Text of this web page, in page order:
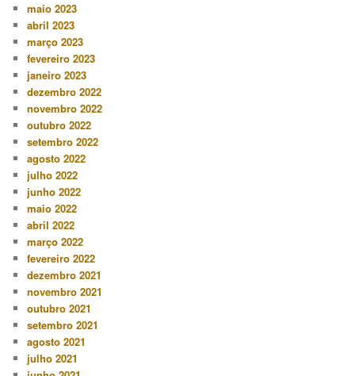
maio 2023
abril 2023
março 2023
fevereiro 2023
janeiro 2023
dezembro 2022
novembro 2022
outubro 2022
setembro 2022
agosto 2022
julho 2022
junho 2022
maio 2022
abril 2022
março 2022
fevereiro 2022
dezembro 2021
novembro 2021
outubro 2021
setembro 2021
agosto 2021
julho 2021